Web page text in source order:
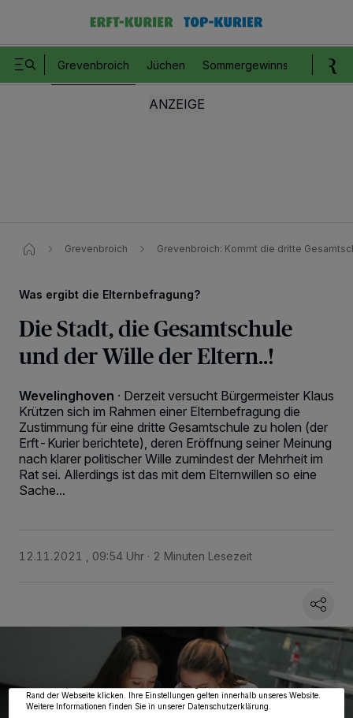
Grevenbroich Jüchen Sommergewinnspiel
Grevenbroich Grevenbroich: Kommt die dritte
Was ergibt die Elternbefragung?
Die Stadt, die Gesamtschule
und der Wille der Eltern..!
Wevelinghoven · Derzeit versucht Bürgermeister Klaus
Krützen sich im Rahmen einer Elternbefragung die
Zustimmung für eine dritte Gesamtschule zu holen (der
Erft-Kurier berichtete), deren Eröffnung seiner Meinung
nach klarer politischer Wille zumindest der Mehrheit im
Rat sei. Allerdings ist das mit dem Elternwillen so eine
Sache...
12.11.2021 , 09:54 Uhr 2 Minuten Lesezeit
-Partner speichern und greifen auf personenbezogene Daten
von OK aktivieren Sie Tracking-Technologien für die unter „Wir und unsere
Partner verarbeiten Daten, um Ihnen Dienste bereitzustellen“ aufgeführten
Zwecke. Wenn Tracker deaktiviert sind, sind manche Inhalte und Anzeigen
möglicherweise nicht mehr so relevant für Sie. Sie können dieses Menü jederzeit
wieder aufrufen, um Ihre Einstellungen zu ändern oder Ihre Einwilligung zu
widerrufen, indem Sie auf den Link Einstellungen oder Ablehnen am unteren
Rand der Webseite klicken. Ihre Einstellungen gelten innerhalb unseres Website.
Weitere Informationen finden Sie in unserer Datenschutzerklärung.